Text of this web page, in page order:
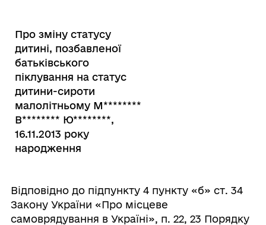
Про зміну статусу
дитині, позбавленої
батьківського
піклування на статус
дитини-сироти
малолітньому М********
В******** Ю********,
16.11.2013 року
народження
Відповідно до підпункту 4 пункту «б» ст. 34
Закону України «Про місцеве
самоврядування в Україні», п. 22, 23 Порядку